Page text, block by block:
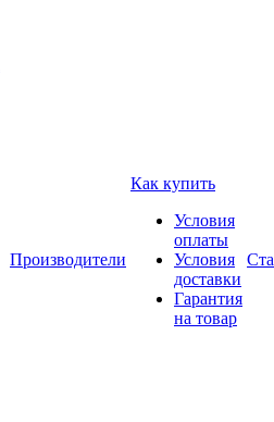
Производители
Как купить
Условия
оплаты
Условия
доставки
Гарантия
на товар